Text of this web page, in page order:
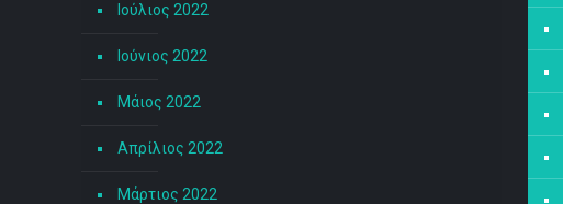
Ιούλιος 2022
Ιούνιος 2022
Μάιος 2022
Απρίλιος 2022
Μάρτιος 2022